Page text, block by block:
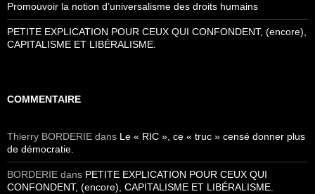
Promouvoir la notion d’universalisme des droits humains
PETITE EXPLICATION POUR CEUX QUI CONFONDENT, (encore),
CAPITALISME ET LIBÉRALISME.
COMMENTAIRE
Thierry BORDERIE dans Le « RIC », ce « truc » censé donner plus
de démocratie.
BORDERIE dans PETITE EXPLICATION POUR CEUX QUI
CONFONDENT, (encore), CAPITALISME ET LIBÉRALISME.